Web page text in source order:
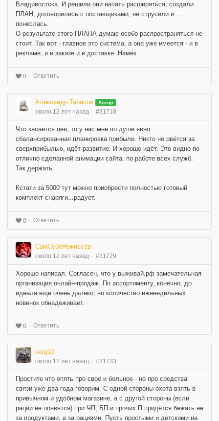
Владивостока. И решили они начать расширяться, создали
ПЛАН, договорились с поставщиками, не струсили и ...
понеслась.
О результате этого ПЛАНА думаю особо распространяться не
стоит. Так вот - главное это система, а она уже имеется - и в
рекламе, и в заказе и в доставке. Намёк...
0 Ответить
Александр Тарасов Автор
около 12 лет назад #31718
Что касается цен, то у нас мне по душе явно
сбалансированная планировка прибыли. Никто не рвётся за
сверхприбылью, идёт развитие. И хорошо идёт. Это видно по
отлично сделанной анимации сайта, по работе всех служб.
Так держать.
Кстати за 5000 тут можно приобрести полностью готовый
комплект снаряги...радует.
0 Ответить
СамСебеРежиссер
около 12 лет назад #31729
Хорошо написал. Согласен, что у выживай.рф замечательная
организация онлайн-продаж. По ассортименту, конечно, до
идеала еще очень далеко, но количество еженедельных
новинок обнадеживает.
0 Ответить
serg12
около 12 лет назад #31733
Простите что опять про своё и больное - но про средства
связи уже два года говорим. С одной стороны охота взять в
привычном и удобном магазине, а с другой стороны (если
рации не появятся) при ЧП, БП и прочих П придётся бежать не
за продуктами, а за рациями. Пусть простыми и детскими на